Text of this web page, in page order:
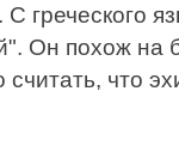
С греческого
Он похож на
что